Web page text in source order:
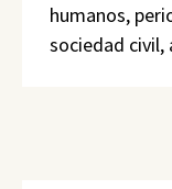
humanos,
sociedad